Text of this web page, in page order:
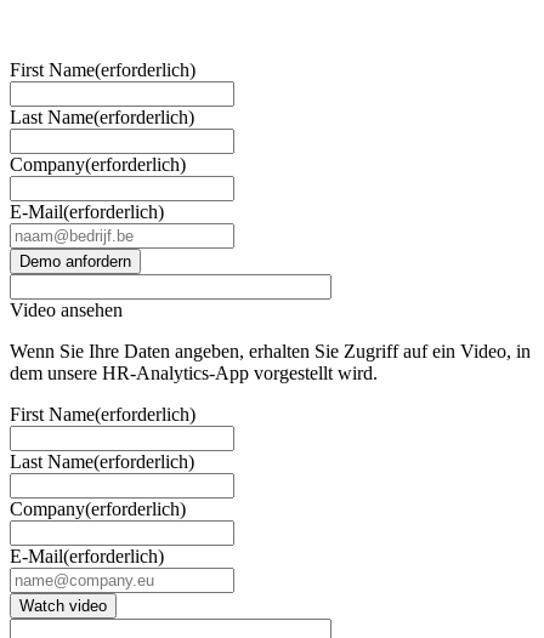
First Name(erforderlich)
Last Name(erforderlich)
Company(erforderlich)
E-Mail(erforderlich)
Video ansehen
Wenn Sie Ihre Daten angeben, erhalten Sie Zugriff auf ein Video, in
dem unsere HR-Analytics-App vorgestellt wird.
First Name(erforderlich)
Last Name(erforderlich)
Company(erforderlich)
E-Mail(erforderlich)